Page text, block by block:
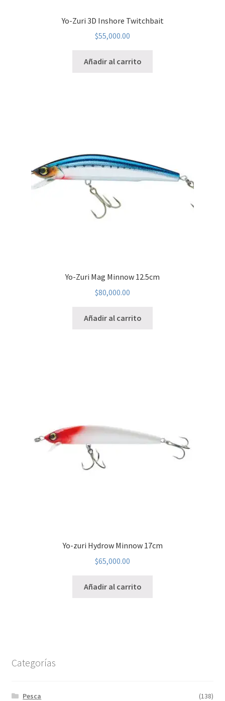
Yo-Zuri 3D Inshore Twitchbait
$55,000.00
Añadir al carrito
Yo-Zuri Mag Minnow 12.5cm
$80,000.00
Añadir al carrito
Yo-zuri Hydrow Minnow 17cm
$65,000.00
Añadir al carrito
Categorías
Pesca
(138)